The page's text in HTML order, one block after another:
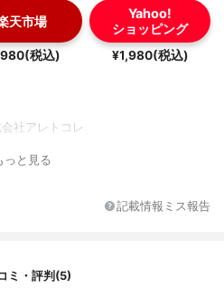
天市場
税込)
Yahoo!
ショッピング
¥1,980(税込)
社アレトコレ
っと見る
記載情報ミス報告
ミ・評判(5)